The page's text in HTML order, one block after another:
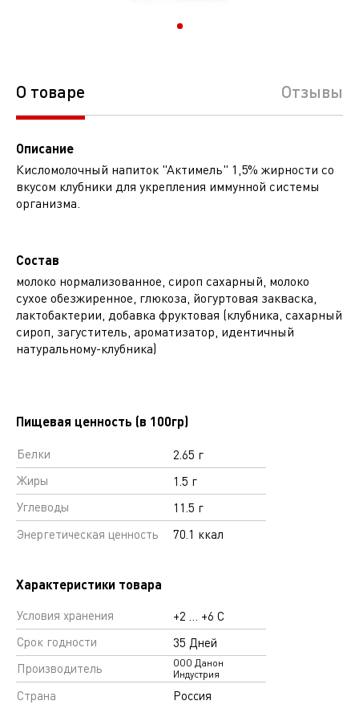
О товаре Отзывы
Описание
Кисломолочный напиток "Актимель" 1,5% жирности со
вкусом клубники для укрепления иммунной системы
организма.
Состав
молоко нормализованное, сироп сахарный, молоко
сухое обезжиренное, глюкоза, йогуртовая закваска,
лактобактерии, добавка фруктовая (клубника, сахарный
сироп, загуститель, ароматизатор, идентичный
натуральному-клубника)
Пищевая ценность (в 100гр)
Белки
2.65 г
Жиры
1.5 г
Углеводы
11.5 г
Энергетическая ценность
70.1 ккал
Характеристики товара
Условия хранения
+2 … +6 С
Срок годности
35 Дней
Производитель
ООО Данон
Индустрия
Страна Россия